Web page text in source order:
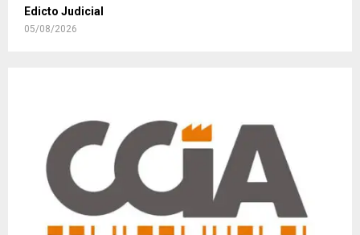
Edicto Judicial
05/08/2026